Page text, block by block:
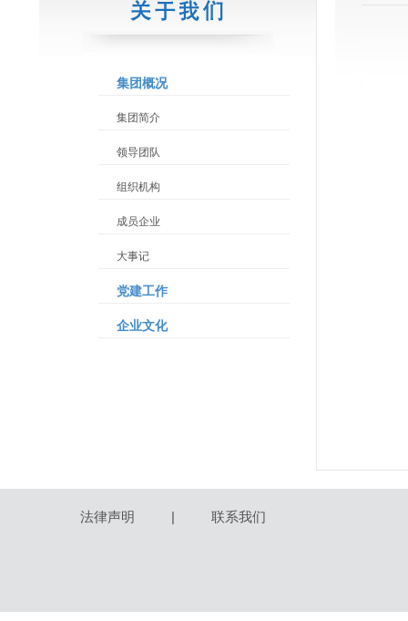
集团概况
集团简介
领导团队
组织机构
成员企业
大事记
党建工作
企业文化
法律声明 | 联系我们